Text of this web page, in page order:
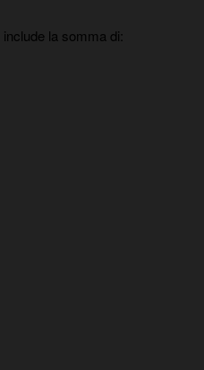
la somma di: